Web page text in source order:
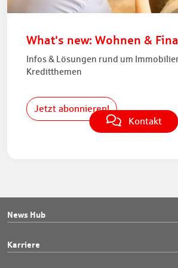
Kontakt
What's new: Wohnen &
Infos & Lösungen rund um
Kreditthemen
Jetzt abonnieren!
News Hub
Karriere